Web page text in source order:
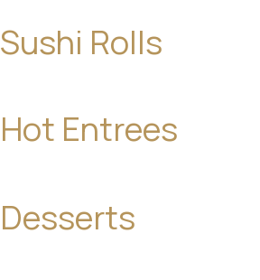
Sushi Rolls
Hot Entrees
Desserts